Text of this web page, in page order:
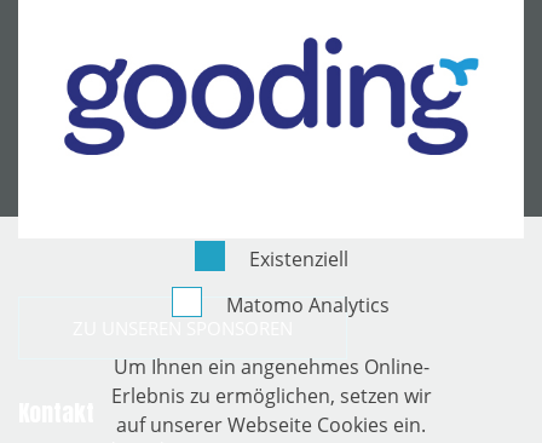
Existenziell
Matomo Analytics
Um Ihnen ein angenehmes Online-
Erlebnis zu ermöglichen, setzen wir
auf unserer Webseite Cookies ein.